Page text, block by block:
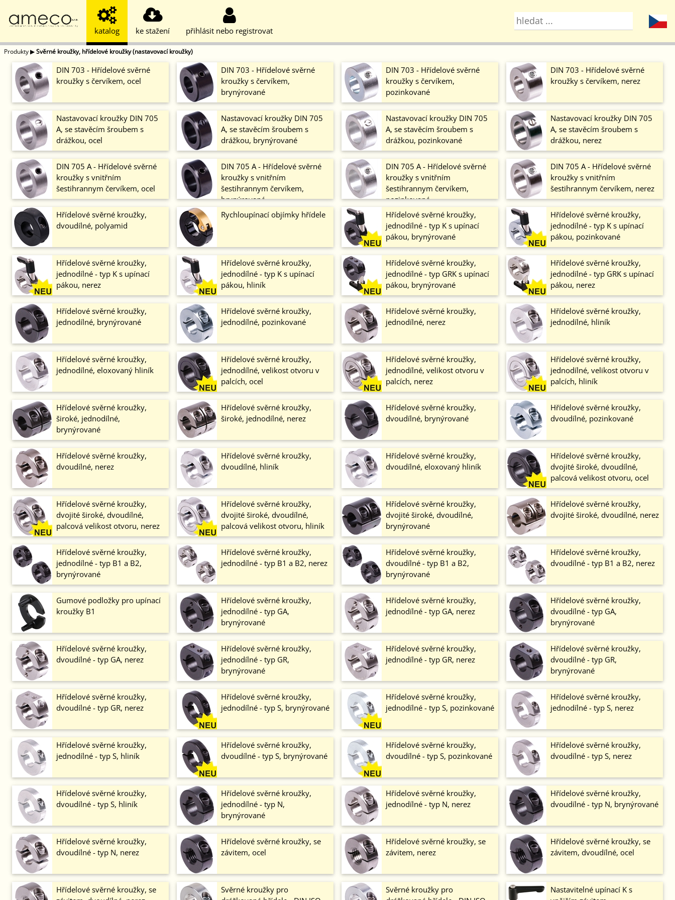
katalog ke stažení přihlásit nebo registrovat
Produkty▶Svěrné kroužky, hřídelové kroužky (nastavovací kroužky)
DIN 703 - Hřídelové svěrné
kroužky s červíkem, ocel
DIN 703 - Hřídelové svěrné
kroužky s červíkem,
brynýrované
DIN 703 - Hřídelové svěrné
kroužky s červíkem,
pozinkované
DIN 703 - Hřídelové svěrné
kroužky s červíkem, nerez
Nastavovací kroužky DIN 705
A, se stavěcím šroubem s
drážkou, ocel
Nastavovací kroužky DIN 705
A, se stavěcím šroubem s
drážkou, brynýrované
Nastavovací kroužky DIN 705
A, se stavěcím šroubem s
drážkou, pozinkované
Nastavovací kroužky DIN 705
A, se stavěcím šroubem s
drážkou, nerez
DIN 705 A - Hřídelové svěrné
kroužky s vnitřním
šestihrannym červíkem, ocel
DIN 705 A - Hřídelové svěrné
kroužky s vnitřním
šestihrannym červíkem,
brynýrované
DIN 705 A - Hřídelové svěrné
kroužky s vnitřním
šestihrannym červíkem,
pozinkované
DIN 705 A - Hřídelové svěrné
kroužky s vnitřním
šestihrannym červíkem, nerez
Hřídelové svěrné kroužky,
dvoudílné, polyamid
Rychloupínací objímky hřídele
Hřídelové svěrné kroužky,
jednodílné - typ K s upínací
pákou, brynýrované
Hřídelové svěrné kroužky,
jednodílné - typ K s upínací
pákou, pozinkované
Hřídelové svěrné kroužky,
jednodílné - typ K s upínací
pákou, nerez
Hřídelové svěrné kroužky,
jednodílné - typ K s upínací
pákou, hliník
Hřídelové svěrné kroužky,
jednodílné - typ GRK s upínací
pákou, brynýrované
Hřídelové svěrné kroužky,
jednodílné - typ GRK s upínací
pákou, nerez
Hřídelové svěrné kroužky,
jednodílné, brynýrované
Hřídelové svěrné kroužky,
jednodílné, pozinkované
Hřídelové svěrné kroužky,
jednodílné, nerez
Hřídelové svěrné kroužky,
jednodílné, hliník
Hřídelové svěrné kroužky,
jednodílné, eloxovaný hliník
Hřídelové svěrné kroužky,
jednodílné, velikost otvoru v
palcích, ocel
Hřídelové svěrné kroužky,
jednodílné, velikost otvoru v
palcích, nerez
Hřídelové svěrné kroužky,
jednodílné, velikost otvoru v
palcích, hliník
Hřídelové svěrné kroužky,
široké, jednodílné,
brynýrované
Hřídelové svěrné kroužky,
široké, jednodílné, nerez
Hřídelové svěrné kroužky,
dvoudílné, brynýrované
Hřídelové svěrné kroužky,
dvoudílné, pozinkované
Hřídelové svěrné kroužky,
dvoudílné, nerez
Hřídelové svěrné kroužky,
dvoudílné, hliník
Hřídelové svěrné kroužky,
dvoudílné, eloxovaný hliník
Hřídelové svěrné kroužky,
dvojité široké, dvoudílné,
palcová velikost otvoru, ocel
Hřídelové svěrné kroužky,
dvojité široké, dvoudílné,
palcová velikost otvoru, nerez
Hřídelové svěrné kroužky,
dvojité široké, dvoudílné,
palcová velikost otvoru, hliník
Hřídelové svěrné kroužky,
dvojité široké, dvoudílné,
brynýrované
Hřídelové svěrné kroužky,
dvojité široké, dvoudílné, nerez
Hřídelové svěrné kroužky,
jednodílné - typ B1 a B2,
brynýrované
Hřídelové svěrné kroužky,
jednodílné - typ B1 a B2, nerez
Hřídelové svěrné kroužky,
dvoudílné - typ B1 a B2,
brynýrované
Hřídelové svěrné kroužky,
dvoudílné - typ B1 a B2, nerez
Gumové podložky pro upínací
kroužky B1
Hřídelové svěrné kroužky,
jednodílné - typ GA,
brynýrované
Hřídelové svěrné kroužky,
jednodílné - typ GA, nerez
Hřídelové svěrné kroužky,
dvoudílné - typ GA,
brynýrované
Hřídelové svěrné kroužky,
dvoudílné - typ GA, nerez
Hřídelové svěrné kroužky,
jednodílné - typ GR,
brynýrované
Hřídelové svěrné kroužky,
jednodílné - typ GR, nerez
Hřídelové svěrné kroužky,
dvoudílné - typ GR,
brynýrované
Hřídelové svěrné kroužky,
dvoudílné - typ GR, nerez
Hřídelové svěrné kroužky,
jednodílné - typ S, brynýrované
Hřídelové svěrné kroužky,
jednodílné - typ S, pozinkované
Hřídelové svěrné kroužky,
jednodílné - typ S, nerez
Hřídelové svěrné kroužky,
jednodílné - typ S, hliník
Hřídelové svěrné kroužky,
dvoudílné - typ S, brynýrované
Hřídelové svěrné kroužky,
dvoudílné - typ S, pozinkované
Hřídelové svěrné kroužky,
dvoudílné - typ S, nerez
Hřídelové svěrné kroužky,
dvoudílné - typ S, hliník
Hřídelové svěrné kroužky,
jednodílné - typ N,
brynýrované
Hřídelové svěrné kroužky,
jednodílné - typ N, nerez
Hřídelové svěrné kroužky,
dvoudílné - typ N, brynýrované
Hřídelové svěrné kroužky,
dvoudílné - typ N, nerez
Hřídelové svěrné kroužky, se
závitem, ocel
Hřídelové svěrné kroužky, se
závitem, nerez
Hřídelové svěrné kroužky, se
závitem, dvoudílné, ocel
Hřídelové svěrné kroužky, se
Svěrné kroužky pro
Svěrné kroužky pro
Nastavitelné upínací K s